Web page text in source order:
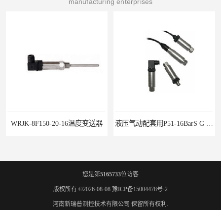
液压气动配套用P51-16BarS G -A-MD-20MA 压力变送器
您是第5165733位访客
版权所有 ©2026-08-08 豫ICP备15004478号-2
河南新瑞普测控技术有限公司 保留所有权利.